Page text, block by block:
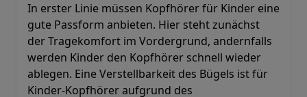
In erster Linie müssen Kopfhörer für Kinder eine
gute Passform anbieten. Hier steht zunächst
der Tragekomfort im Vordergrund, andernfalls
werden Kinder den Kopfhörer schnell wieder
ablegen. Eine Verstellbarkeit des Bügels ist für
Kinder-Kopfhörer aufgrund des